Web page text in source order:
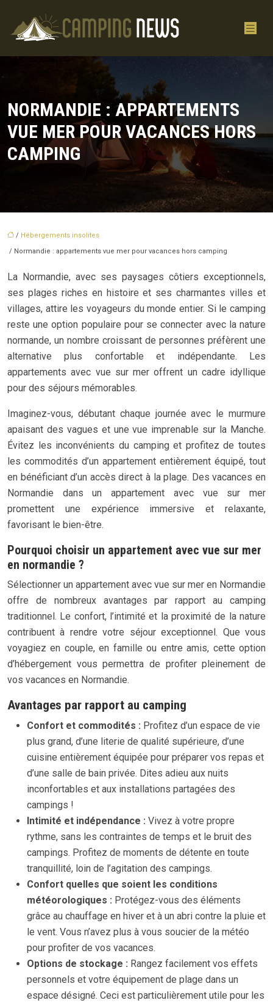
NORMANDIE : APPARTEMENTS
VUE MER POUR VACANCES HORS
CAMPING
/ Hébergements insolites
/ Normandie : appartements vue mer pour vacances hors camping
La Normandie, avec ses paysages côtiers exceptionnels,
ses plages riches en histoire et ses charmantes villes et
villages, attire les voyageurs du monde entier. Si le camping
reste une option populaire pour se connecter avec la nature
normande, un nombre croissant de personnes préfèrent une
alternative plus confortable et indépendante. Les
appartements avec vue sur mer offrent un cadre idyllique
pour des séjours mémorables.
Imaginez-vous, débutant chaque journée avec le murmure
apaisant des vagues et une vue imprenable sur la Manche.
Évitez les inconvénients du camping et profitez de toutes
les commodités d’un appartement entièrement équipé, tout
en bénéficiant d’un accès direct à la plage. Des vacances en
Normandie dans un appartement avec vue sur mer
promettent une expérience immersive et relaxante,
favorisant le bien-être.
Pourquoi choisir un appartement avec vue sur mer
en normandie ?
Sélectionner un appartement avec vue sur mer en Normandie
offre de nombreux avantages par rapport au camping
traditionnel. Le confort, l’intimité et la proximité de la nature
contribuent à rendre votre séjour exceptionnel. Que vous
voyagiez en couple, en famille ou entre amis, cette option
d’hébergement vous permettra de profiter pleinement de
vos vacances en Normandie.
Avantages par rapport au camping
Confort et commodités : Profitez d’un espace de vie
plus grand, d’une literie de qualité supérieure, d’une
cuisine entièrement équipée pour préparer vos repas et
d’une salle de bain privée. Dites adieu aux nuits
inconfortables et aux installations partagées des
campings !
Intimité et indépendance : Vivez à votre propre
rythme, sans les contraintes de temps et le bruit des
campings. Profitez de moments de détente en toute
tranquillité, loin de l’agitation des campings.
Confort quelles que soient les conditions
météorologiques : Protégez-vous des éléments
grâce au chauffage en hiver et à un abri contre la pluie et
le vent. Vous n’avez plus à vous soucier de la météo
pour profiter de vos vacances.
Options de stockage : Rangez facilement vos effets
personnels et votre équipement de plage dans un
espace désigné. Ceci est particulièrement utile pour les